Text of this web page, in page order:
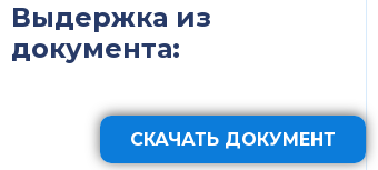
Выдержка из
документа:
СКАЧАТЬ ДОКУМЕНТ